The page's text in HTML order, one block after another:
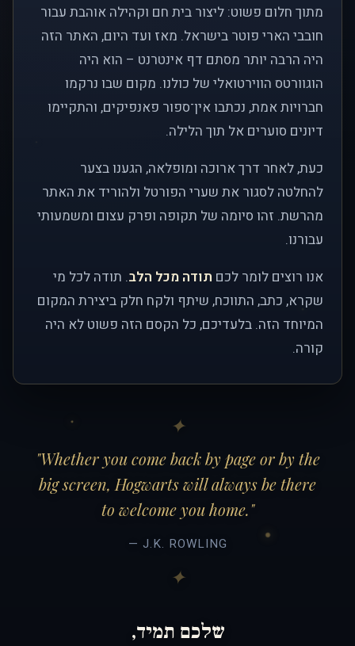
מתוך חלום פשוט: ליצור בית חם וקהילה אוהבת עבור
חובבי הארי פוטר בישראל. מאז ועד היום, האתר הזה
היה הרבה יותר מסתם דף אינטרנט – הוא היה
הוגוורטס הווירטואלי של כולנו. מקום שבו נרקמו
חברויות אמת, נכתבו אין־ספור פאנפיקים, והתקיימו
דיונים סוערים אל תוך הלילה.
כעת, לאחר דרך ארוכה ומופלאה, הגענו בצער
להחלטה לסגור את שערי הפורטל ולהוריד את האתר
מהרשת. זהו סיומה של תקופה ופרק עצום ומשמעותי
עבורנו.
אנו רוצים לומר לכם תודה מכל הלב. תודה לכל מי
שקרא, כתב, התווכח, שיתף ולקח חלק ביצירת המקום
המיוחד הזה. בלעדיכם, כל הקסם הזה פשוט לא היה
קורה.
"Whether you come back by page or by the
big screen, Hogwarts will always be there
to welcome you home."
— J.K. ROWLING
שלכם תמיד,